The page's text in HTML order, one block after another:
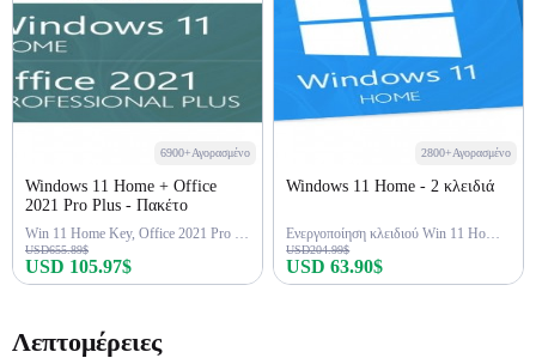
6900+Αγορασμένο
Windows 11 Home + Office
2021 Pro Plus - Πακέτο
Win 11 Home Key, Office 2021 Pro Key
USD655.89$
USD 105.97$
2800+Αγορασμένο
Windows 11 Home - 2 κλειδιά
Ενεργοποίηση κλειδιού Win 11 Home 2 εφ' όρου ζωής
USD204.99$
USD 63.90$
Λεπτομέρειες